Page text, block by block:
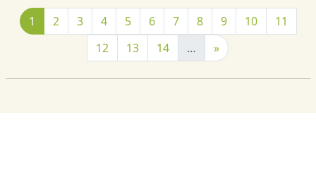
1 2 3 4 5 6 7 8 9 10
11
12
13 14 … »